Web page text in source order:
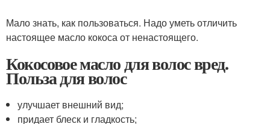
Мало знать, как пользоваться. Надо уметь отличить
настоящее масло кокоса от ненастоящего.
Кокосовое масло для волос вред.
Польза для волос
улучшает внешний вид;
придает блеск и гладкость;